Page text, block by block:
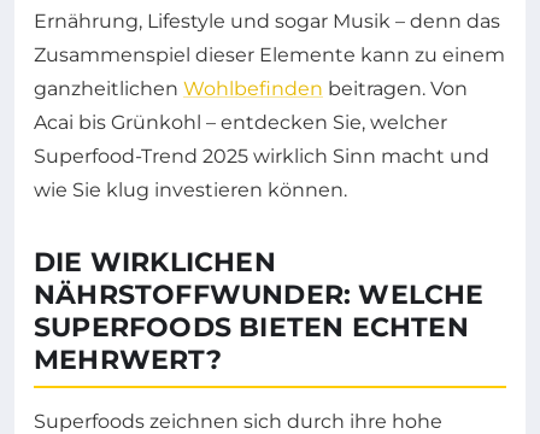
Ernährung, Lifestyle und sogar Musik – denn das
Zusammenspiel dieser Elemente kann zu einem
ganzheitlichen Wohlbefinden beitragen. Von
Acai bis Grünkohl – entdecken Sie, welcher
Superfood-Trend 2025 wirklich Sinn macht und
wie Sie klug investieren können.
DIE WIRKLICHEN
NÄHRSTOFFWUNDER: WELCHE
SUPERFOODS BIETEN ECHTEN
MEHRWERT?
Superfoods zeichnen sich durch ihre hohe